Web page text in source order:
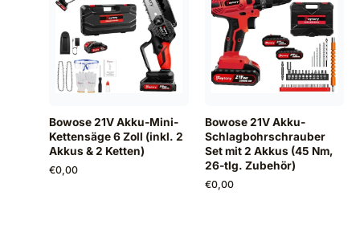
Bowose 21V Akku-Mini-
Kettensäge 6 Zoll (inkl. 2
Akkus & 2 Ketten)
€0,00
Bowose 21V Akku-
Schlagbohrschrauber
Set mit 2 Akkus (45 Nm,
26-tlg. Zubehör)
€0,00